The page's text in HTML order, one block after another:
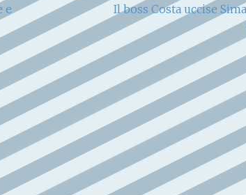
e
Il boss Costa uccise